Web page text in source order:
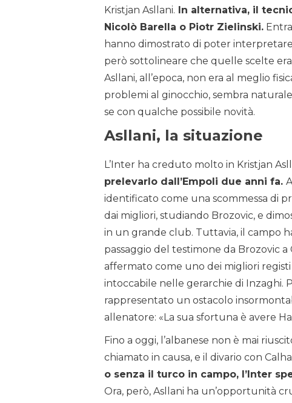
Kristjan Asllani. In alternativa, il
Nicolò Barella o Piotr Zielinski.
hanno dimostrato di poter
però sottolineare che quelle scelte
Asllani, all’epoca, non era al meglio
problemi al ginocchio, sembra
se con qualche possibile novità.
Asllani, la situazione
L’Inter ha creduto molto in Kristjan
prelevarlo dall’Empoli due anni fa.
identificato come una scommessa di
dai migliori, studiando Brozovic, e
in un grande club. Tuttavia, il campo
passaggio del testimone da Brozovic
affermato come uno dei migliori
intoccabile nelle gerarchie di Inzaghi.
rappresentato un ostacolo
allenatore: «La sua sfortuna è avere
Fino a oggi, l’albanese non è mai
chiamato in causa, e il divario con
o senza il turco in campo, l’Inter
Ora, però, Asllani ha un’opportunità